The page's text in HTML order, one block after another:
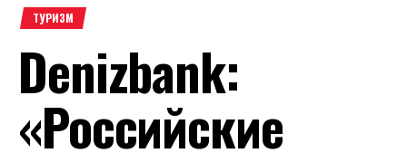
ТУРИЗМ
Denizbank:
«Российские